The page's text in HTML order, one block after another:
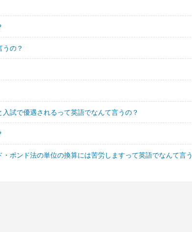
の？
試で優遇されるって英語でなんて言うの？
ポンド法の単位の換算には苦労しますって英語でなんて言う